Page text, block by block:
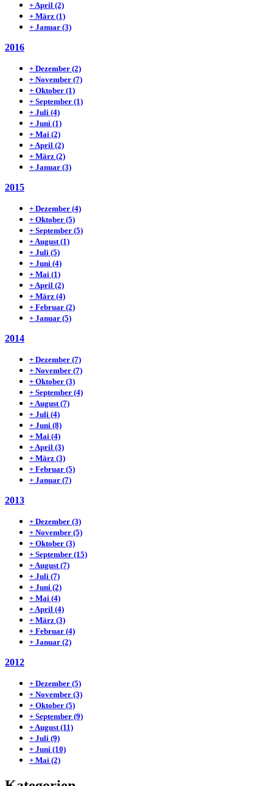
+April (2)
+ März (1)
+ Januar (3)
2016
+ Dezember (2)
+ November (7)
+ Oktober (1)
+ September (1)
+ Juli (4)
+ Juni (1)
+ Mai (2)
+April (2)
+ März (2)
+ Januar (3)
2015
+ Dezember (4)
+ Oktober (5)
+ September (5)
+August(1)
+ Juli (5)
+ Juni (4)
+ Mai (1)
+April (2)
+ März (4)
+ Februar (2)
+ Januar (5)
2014
+ Dezember (7)
+ November (7)
+ Oktober (3)
+ September (4)
+August(7)
+ Juli (4)
+ Juni (8)
+ Mai (4)
+April (3)
+ März (3)
+ Februar (5)
+ Januar (7)
2013
+ Dezember (3)
+ November (5)
+ Oktober (3)
+ September (15)
+August(7)
+ Juli (7)
+ Juni (2)
+ Mai (4)
+April (4)
+ März (3)
+ Februar (4)
+ Januar (2)
2012
+ Dezember (5)
+ November (3)
+ Oktober (5)
+ September (9)
+August(11)
+ Juli (9)
+ Juni (10)
+ Mai (2)